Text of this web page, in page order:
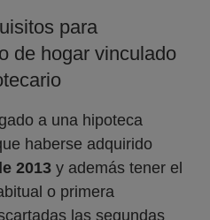
para
de hogar vinculado
a una hipoteca
haberse adquirido
2013 y además tener el
o primera
las segundas